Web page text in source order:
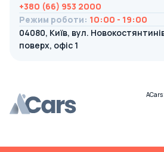
+380 (66) 953 2000
Режим роботи: 10:00 - 19:00
04080, Київ, вул.
поверх, офіс 1